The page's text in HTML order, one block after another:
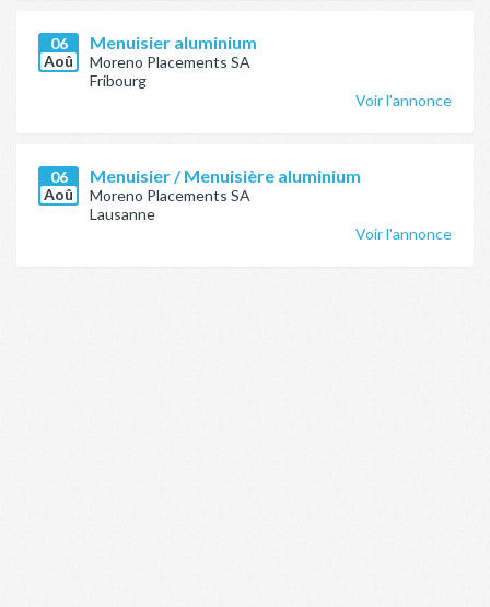
06
Aoû
Menuisier aluminium
Moreno Placements SA
Fribourg
Voir l'annonce
06
Aoû
Menuisier / Menuisière aluminium
Moreno Placements SA
Lausanne
Voir l'annonce